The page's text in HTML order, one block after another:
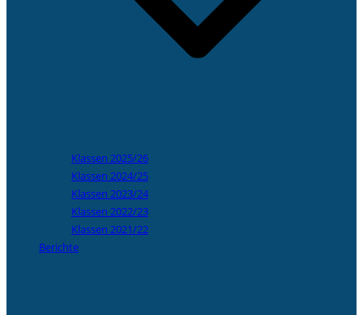
Klassen 2025/26
Klassen 2024/25
Klassen 2023/24
Klassen 2022/23
Klassen 2021/22
Berichte